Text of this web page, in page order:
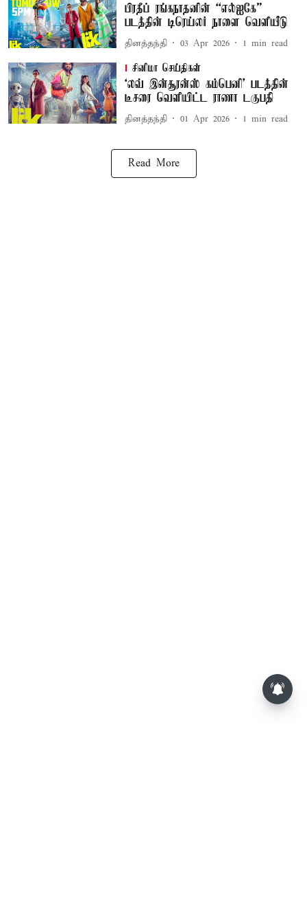
பிரதீப் ரங்கநாதனின் “எல்ஐகே”
படத்தின் டிரெய்லர் நாளை வெளியீடு
தினத்தந்தி 03 Apr 2026 1 min read
சினிமா செய்திகள்
‘லவ் இன்சூரன்ஸ் கம்பெனி’ படத்தின்
டீசரை வெளியிட்ட ராணா டகுபதி
தினத்தந்தி 01 Apr 2026 1 min read
Read More